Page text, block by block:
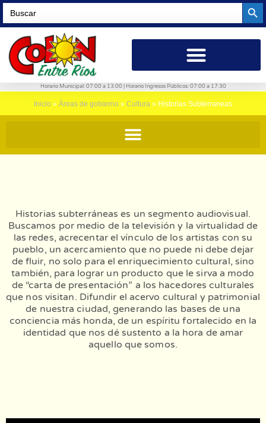
Search
for:
Horario Municipal: 07:00 a 13:00 | Horario Ingresos Públicos: 07:00 a 17:30
Inicio » Áreas de gobierno » Cultura » Historias Subterraneas
Historias subterráneas es un segmento audiovisual.
Buscamos por medio de la televisión y la virtualidad de
las redes, acrecentar el vínculo de los artistas con su
pueblo, un acercamiento que no puede ni debe dejar
de fluir, no solo para el enriquecimiento cultural, sino
también, para lograr un producto que le sirva a modo
de “carta de presentación” a los hacedores culturales
que nos visitan. Difundir el acervo cultural y patrimonial
de nuestra ciudad, generando las bases de una
conciencia más honda, de un espíritu fortalecido en la
identidad que nos dé sustento a la hora de amar
aquello que somos.